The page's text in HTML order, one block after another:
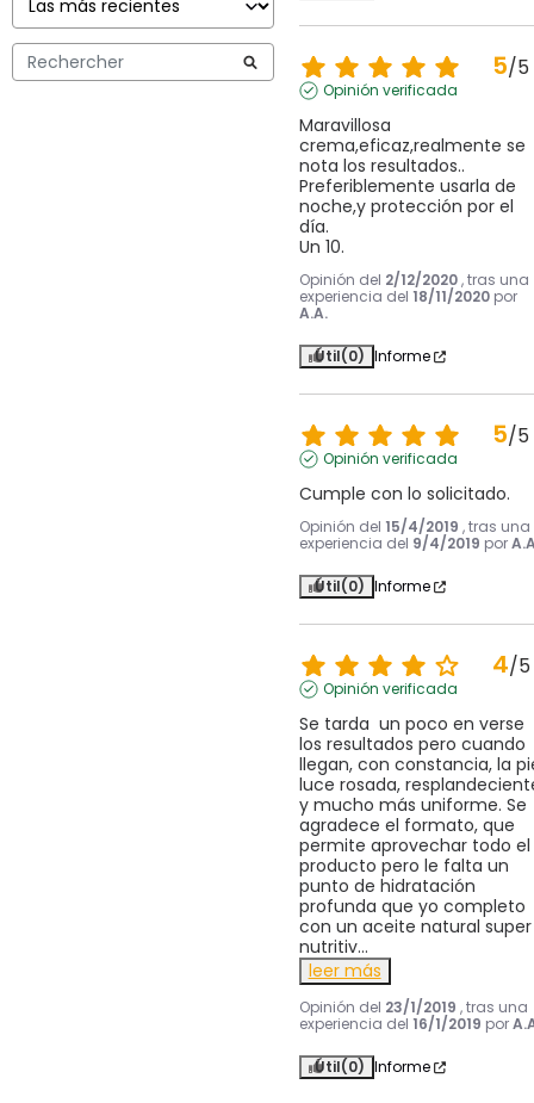
5/5
Opinión verificada
Maravillosa
crema,eficaz,realmente se
nota los resultados..
Preferiblemente usarla de
noche,y protección por el
día.
Un 10.
Opinión del 2/12/2020 , tras una
experiencia del 18/11/2020 por
A.A.
Útil(0) Informe
5/5
Opinión verificada
Cumple con lo solicitado.
Opinión del 15/4/2019 , tras una
experiencia del 9/4/2019 por
Útil(0) Informe
4/5
Opinión verificada
Se tarda  un poco en verse
los resultados pero cuando
llegan, con constancia, la
luce rosada,
y mucho más uniforme. Se
agradece el formato, que
permite aprovechar todo el
producto pero le falta un
punto de hidratación
profunda que yo completo
con un aceite natural super
nutritiv...
leer más
Opinión del 23/1/2019 , tras una
experiencia del 16/1/2019 por
Útil(0) Informe